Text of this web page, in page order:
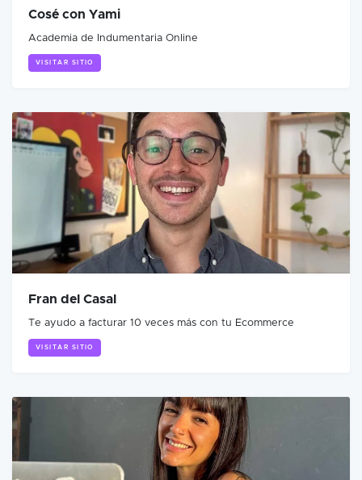
Cosé con Yami
Academia de Indumentaria Online
VISITAR SITIO
Fran del Casal
Te ayudo a facturar 10 veces más con tu Ecommerce
VISITAR SITIO